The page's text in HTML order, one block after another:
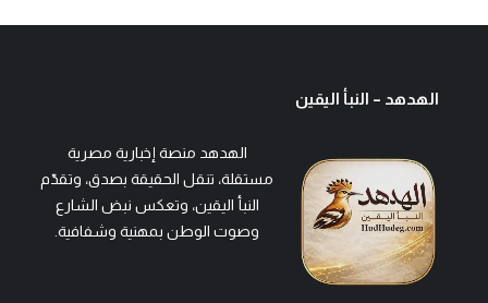
الهدهد – النبأ اليقين
الهدهد منصة إخبارية مصرية
مستقلة، تنقل الحقيقة بصدق، وتقدّم
النبأ اليقين، وتعكس نبض الشارع
وصوت الوطن بمهنية وشفافية.